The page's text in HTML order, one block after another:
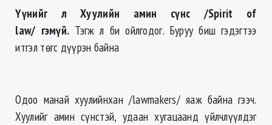
Үүнийг л Хуулийн амин сүнс /Spirit of
law/ гэмүй. Тэгж л би ойлгодог. Буруу биш гэдэгтээ
итгэл төгс дүүрэн байна
Одоо манай хуулийнхан /lawmakers/ яаж байна гээч.
Хуулийг амин сүнстэй, удаан хугацаанд үйлчлүүлдэг